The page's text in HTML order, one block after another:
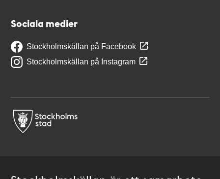
Sociala medier
Stockholmskällan på Facebook
Stockholmskällan på Instagram